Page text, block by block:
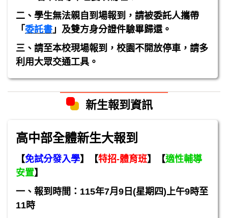
二、學生無法親自到場報到，請被委託人攜帶
「 委託書 」及雙方身分證件驗畢歸還。
三、請至本校現場報到，校園不開放停車，請多
利用大眾交通工具。
新生報到資訊
高中部全體新生大報到
【免試分發入學】【特招-體育班】【適性輔導
安置】
一、報到時間：115年7月9日(星期四)上午9時至
11時